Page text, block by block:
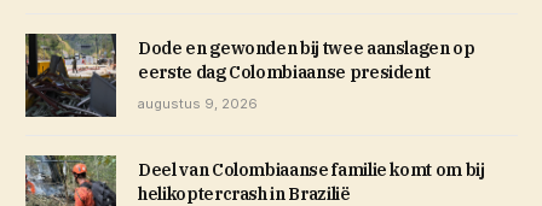
Dode en gewonden bij twee aanslagen op
eerste dag Colombiaanse president
augustus 9, 2026
Deel van Colombiaanse familie komt om bij
helikoptercrash in Brazilië